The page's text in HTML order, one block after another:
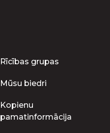
Rīcības grupas
Mūsu biedri
Kopienu
pamatinformācija